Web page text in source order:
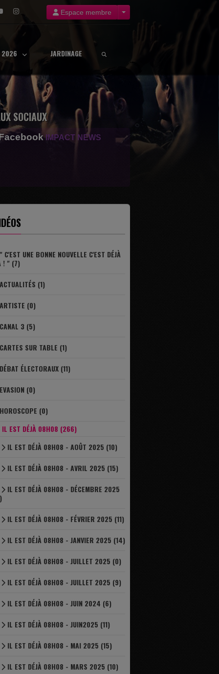
Espace membre
2026 JARDINAGE
SOCIAUX
IMPACT NEWS
" C'EST UNE BONNE NOUVELLE C'EST DÉJÀ
! " (7)
ACTUALITÉS (1)
ARTISTE (0)
CANAL 3 (5)
CARTES SUR TABLE (1)
DÉBAT ÉLECTORAUX (11)
EVASION (0)
HOROSCOPE (0)
IL EST DÉJÀ 08H08 (266)
IL EST DÉJÀ 08H08 - AOÛT 2025 (10)
IL EST DÉJÀ 08H08 - AVRIL 2025 (15)
IL EST DÉJÀ 08H08 - DÉCEMBRE 2025
IL EST DÉJÀ 08H08 - FÉVRIER 2025 (11)
IL EST DÉJÀ 08H08 - JANVIER 2025 (14)
IL EST DÉJÀ 08H08 - JUILLET 2025 (0)
IL EST DÉJÀ 08H08 - JUILLET 2025 (9)
IL EST DÉJÀ 08H08 - JUIN 2024 (6)
IL EST DÉJÀ 08H08 - JUIN2025 (11)
IL EST DÉJÀ 08H08 - MAI 2025 (15)
IL EST DÉJÀ 08H08 - MARS 2025 (10)